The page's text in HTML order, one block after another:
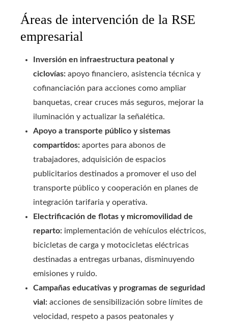
Áreas de intervención de la RSE
empresarial
Inversión en infraestructura peatonal y
ciclovías: apoyo financiero, asistencia técnica y
cofinanciación para acciones como ampliar
banquetas, crear cruces más seguros, mejorar la
iluminación y actualizar la señalética.
Apoyo a transporte público y sistemas
compartidos: aportes para abonos de
trabajadores, adquisición de espacios
publicitarios destinados a promover el uso del
transporte público y cooperación en planes de
integración tarifaria y operativa.
Electrificación de flotas y micromovilidad de
reparto: implementación de vehículos eléctricos,
bicicletas de carga y motocicletas eléctricas
destinadas a entregas urbanas, disminuyendo
emisiones y ruido.
Campañas educativas y programas de seguridad
vial: acciones de sensibilización sobre límites de
velocidad, respeto a pasos peatonales y